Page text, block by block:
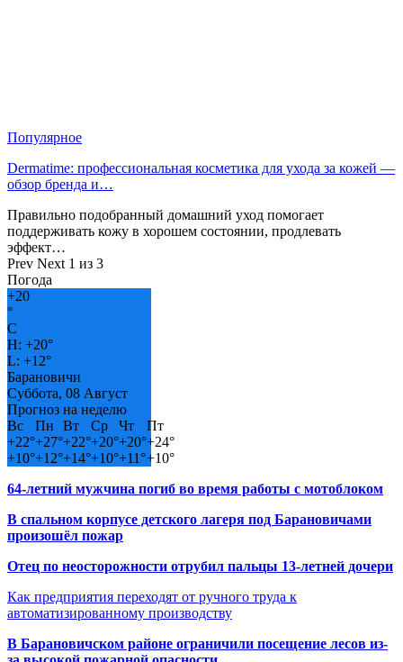
Популярное
Dermatime: профессиональная косметика для ухода за кожей —
обзор бренда и…
Правильно подобранный домашний уход помогает
поддерживать кожу в хорошем состоянии, продлевать
эффект…
Prev Next 1 из 3
Погода
+20
°
C
H: +20°
L: +12°
Барановичи
Суббота, 08 Август
Прогноз на неделю
Вс
Пн Вт Ср Чт
Пт
+22°+27°+22°+20°+20°+24°
+10°+12°+14°+10°+11°+10°
64-летний мужчина погиб во время работы с мотоблоком
В спальном корпусе детского лагеря под Барановичами
произошёл пожар
Отец по неосторожности отрубил пальцы 13-летней дочери
Как предприятия переходят от ручного труда к
автоматизированному производству
В Барановичском районе ограничили посещение лесов из-